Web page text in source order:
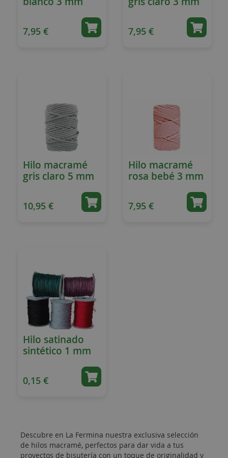
7,95 € 7,95 €
Hilo macramé
gris claro 5 mm
10,95 €
Hilo macramé
rosa bebé 3 mm
7,95 €
Hilo satinado
sintético 1 mm
0,15 €
Descubre en La Fermina nuestra exclusiva selección
de hilos macramé, perfectos para dar vida a tus
proyectos de bisutería con un toque de originalidad y